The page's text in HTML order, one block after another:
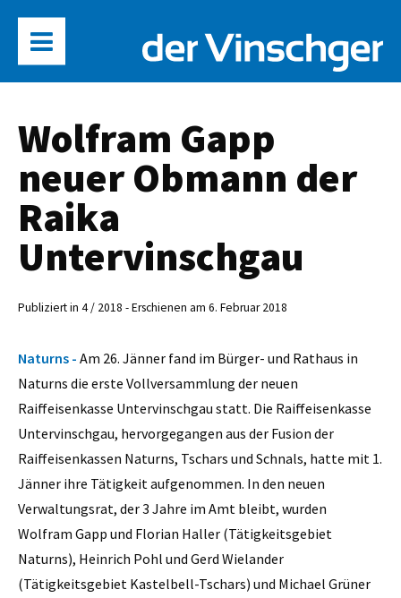
Wolfram Gapp
neuer Obmann der
Raika
Untervinschgau
Publiziert in 4 / 2018 - Erschienen am 6. Februar 2018
Naturns - Am 26. Jänner fand im Bürger- und Rathaus in
Naturns die erste Vollversammlung der neuen
Raiffeisenkasse Untervinschgau statt. Die Raiffeisenkasse
Untervinschgau, hervorgegangen aus der Fusion der
Raiffeisenkassen Naturns, Tschars und Schnals, hatte mit 1.
Jänner ihre Tätigkeit aufgenommen. In den neuen
Verwaltungsrat, der 3 Jahre im Amt bleibt, wurden
Wolfram Gapp und Florian Haller (Tätigkeitsgebiet
Naturns), Heinrich Pohl und Gerd Wielander
(Tätigkeitsgebiet Kastelbell-Tschars) und Michael Grüner